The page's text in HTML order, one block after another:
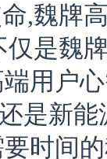
,魏牌
是魏
用户
是新
时间